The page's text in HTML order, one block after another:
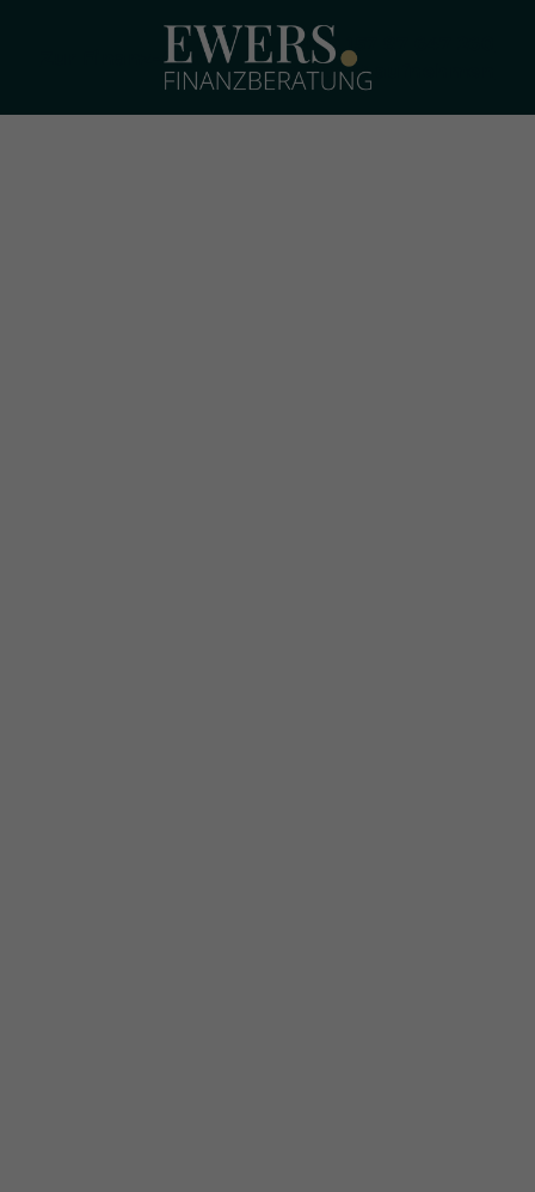
Zur Finanz-App
+49 157 87 647 260
Kontakt aufnehmen